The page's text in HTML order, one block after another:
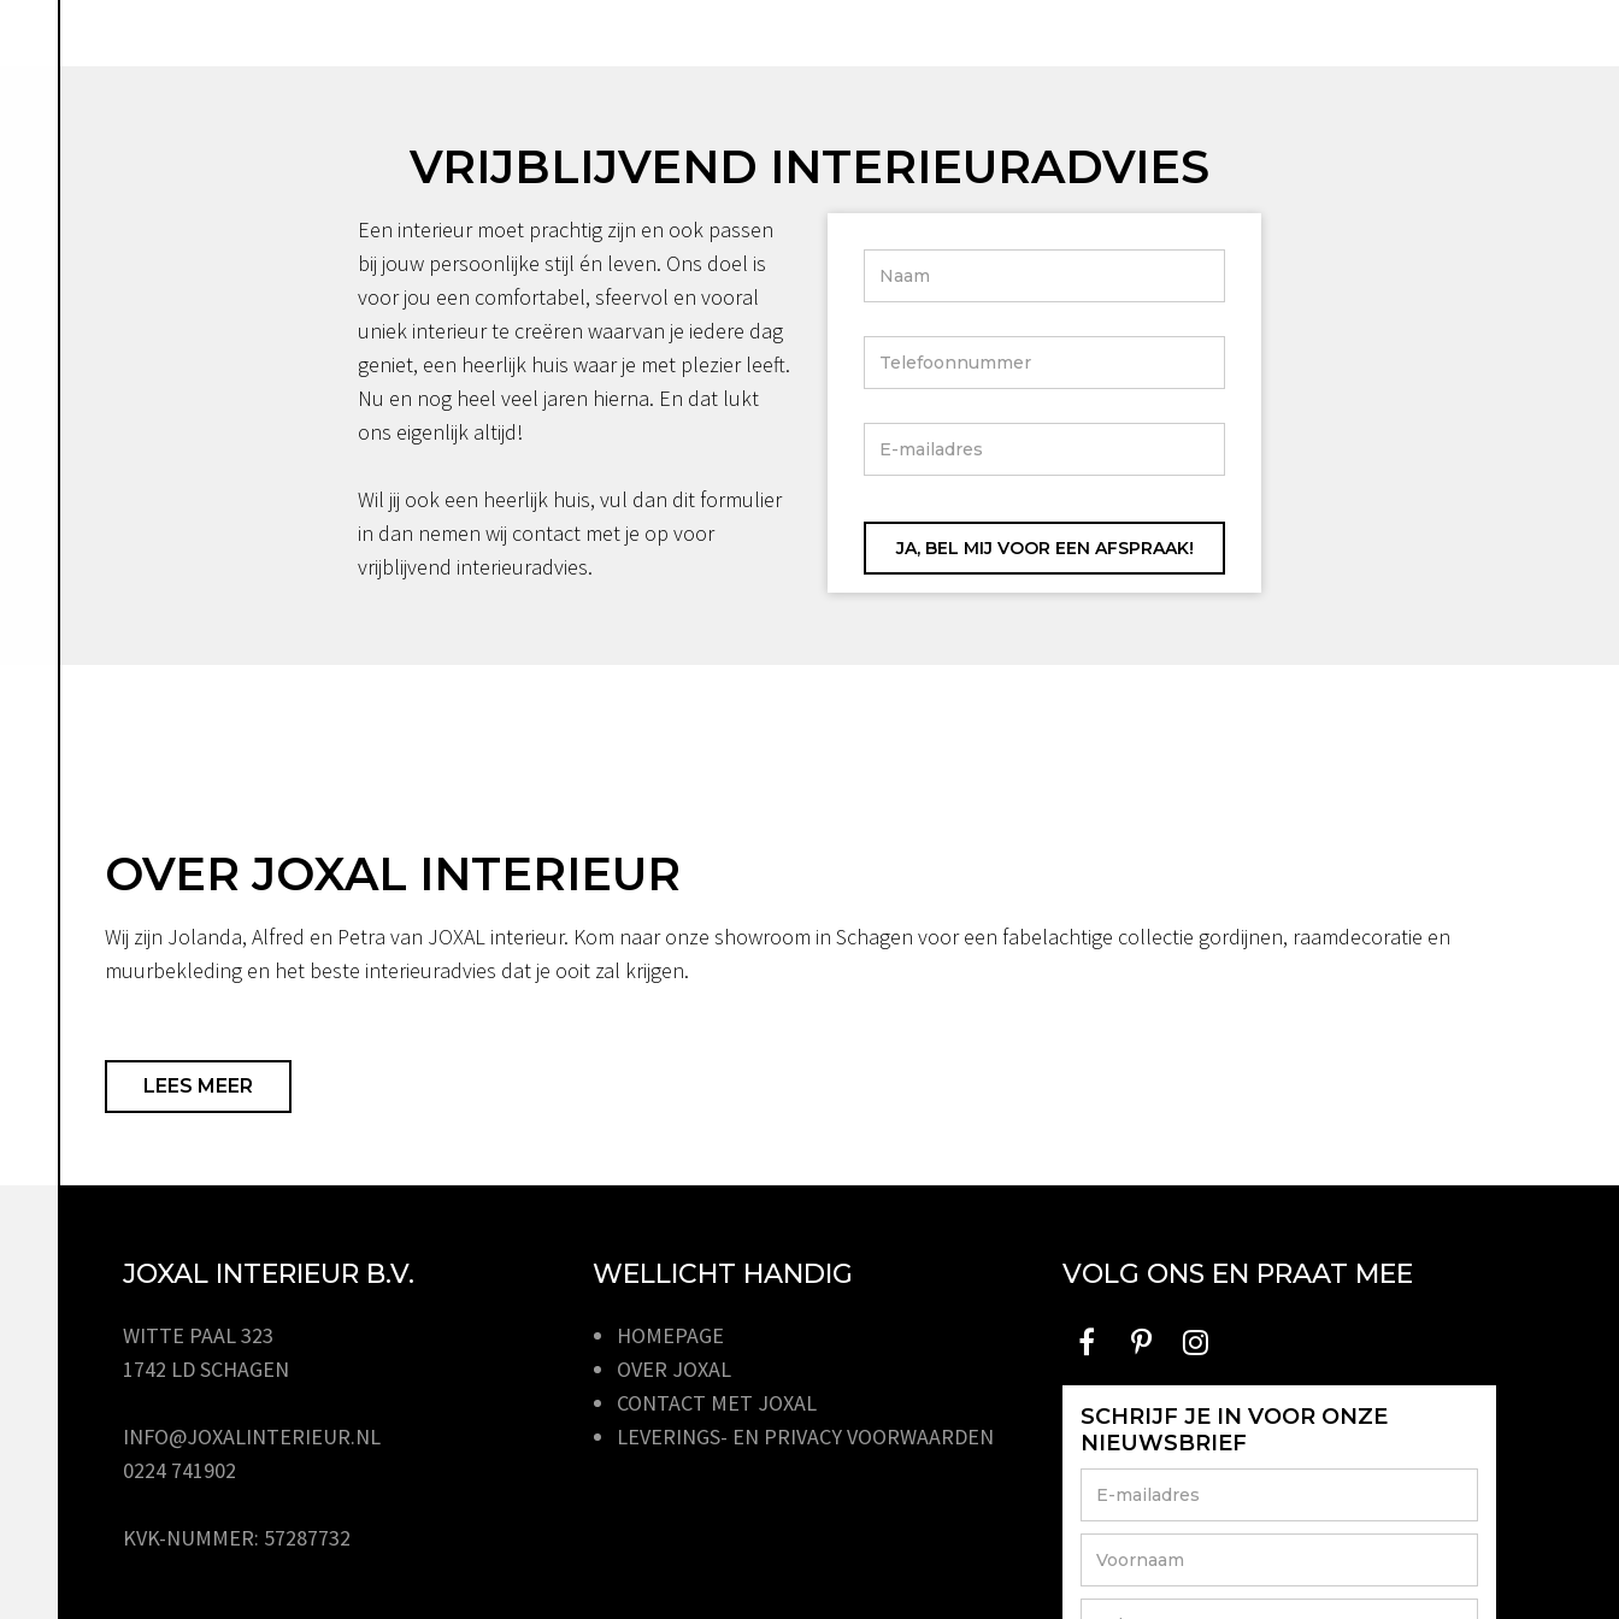
VRIJBLIJVEND INTERIEURADVIES
Een interieur moet prachtig zijn en ook passen
bij jouw persoonlijke stijl én leven. Ons doel is
voor jou een comfortabel, sfeervol en vooral
uniek interieur te creëren waarvan je iedere dag
geniet, een heerlijk huis waar je met plezier leeft.
Nu en nog heel veel jaren hierna. En dat lukt
ons eigenlijk altijd!
Wil jij ook een heerlijk huis, vul dan dit formulier
in dan nemen wij contact met je op voor
vrijblijvend interieuradvies.
OVER JOXAL INTERIEUR
Wij zijn Jolanda, Alfred en Petra van JOXAL interieur. Kom naar onze showroom in Schagen voor een fabelachtige collectie gordijnen, raamdecoratie en
muurbekleding en het beste interieuradvies dat je ooit zal krijgen.
LEES MEER
JOXAL INTERIEUR B.V.
WITTE PAAL 323
1742 LD SCHAGEN
INFO@JOXALINTERIEUR.NL
0224 741902
KVK-NUMMER: 57287732
WELLICHT HANDIG
HOMEPAGE
OVER JOXAL
CONTACT MET JOXAL
LEVERINGS- EN PRIVACY VOORWAARDEN
VOLG ONS EN PRAAT MEE
SCHRIJF JE IN VOOR ONZE
NIEUWSBRIEF